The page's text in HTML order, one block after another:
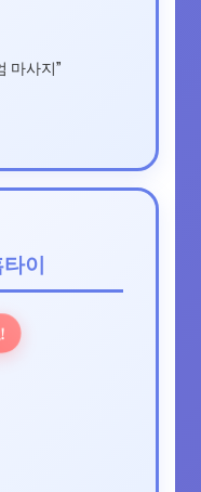
마사지”
이